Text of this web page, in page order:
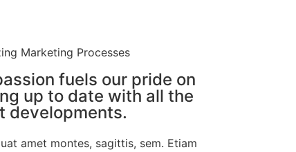
Marketing Processes
fuels our pride on
up to date with all the
developments.
amet montes, sagittis, sem. Etiam